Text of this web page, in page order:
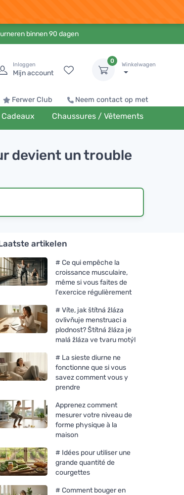
binnen 90 dagen
Inloggen
Mijn account
0
Winkelwagen
Ferwer Club Neem contact op met
Cadeaux Chaussures / Vêtements
devient un trouble
artikelen
# Ce qui empêche la
croissance musculaire,
même si vous faites de
l'exercice régulièrement
# Víte, jak štítná žláza
ovlivňuje menstruaci a
plodnost? Štítná žláza je
malá žláza ve tvaru motýl
# La sieste diurne ne
fonctionne que si vous
savez comment vous y
prendre
Apprenez comment
mesurer votre niveau de
forme physique à la
maison
# Idées pour utiliser une
grande quantité de
courgettes
# Comment bouger en